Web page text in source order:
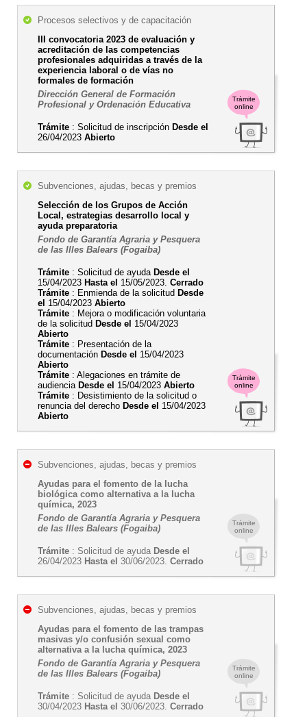
Trámite
online
Procesos selectivos y de capacitación
III convocatoria 2023 de evaluación y
acreditación de las competencias
profesionales adquiridas a través de la
experiencia laboral o de vías no
formales de formación
Dirección General de Formación
Profesional y Ordenación Educativa
Trámite : Solicitud de inscripción Desde el
26/04/2023 Abierto
Trámite
online
Subvenciones, ajudas, becas y premios
Selección de los Grupos de Acción
Local, estrategias desarrollo local y
ayuda preparatoria
Fondo de Garantía Agraria y Pesquera
de las Illes Balears (Fogaiba)
Trámite : Solicitud de ayuda Desde el
15/04/2023 Hasta el 15/05/2023. Cerrado
Trámite : Enmienda de la solicitud Desde
el 15/04/2023 Abierto
Trámite : Mejora o modificación voluntaria
de la solicitud Desde el 15/04/2023
Abierto
Trámite : Presentación de la
documentación Desde el 15/04/2023
Abierto
Trámite : Alegaciones en trámite de
audiencia Desde el 15/04/2023 Abierto
Trámite : Desistimiento de la solicitud o
renuncia del derecho Desde el 15/04/2023
Abierto
Trámite
online
Subvenciones, ajudas, becas y premios
Ayudas para el fomento de la lucha
biológica como alternativa a la lucha
química, 2023
Fondo de Garantía Agraria y Pesquera
de las Illes Balears (Fogaiba)
Trámite : Solicitud de ayuda Desde el
26/04/2023 Hasta el 30/06/2023. Cerrado
Trámite
online
Subvenciones, ajudas, becas y premios
Ayudas para el fomento de las trampas
masivas y/o confusión sexual como
alternativa a la lucha química, 2023
Fondo de Garantía Agraria y Pesquera
de las Illes Balears (Fogaiba)
Trámite : Solicitud de ayuda Desde el
30/04/2023 Hasta el 30/06/2023. Cerrado